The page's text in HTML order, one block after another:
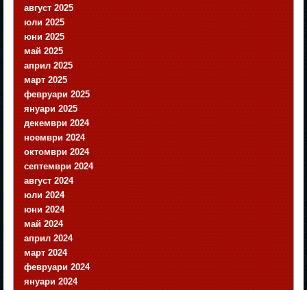
август 2025
юли 2025
юни 2025
май 2025
април 2025
март 2025
февруари 2025
януари 2025
декември 2024
ноември 2024
октомври 2024
септември 2024
август 2024
юли 2024
юни 2024
май 2024
април 2024
март 2024
февруари 2024
януари 2024